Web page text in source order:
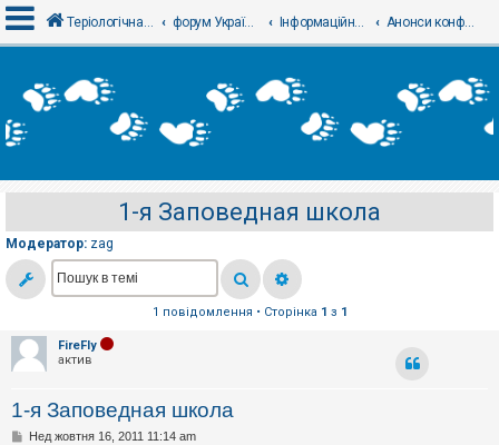
х
і
е
є
т
р
і
я
Т
е
Теріологічна школа форум Українського теріологічного товариства Інформаційний відділ Анонси конференцій, семінарів, презентацій - Анонсы
1-я Заповедная школа
Модератор: zag
1 повідомлення • Сторінка 1 з 1
FireFly
актив
1-я Заповедная школа
ПНед жовтня 16, 2011 11:14 am